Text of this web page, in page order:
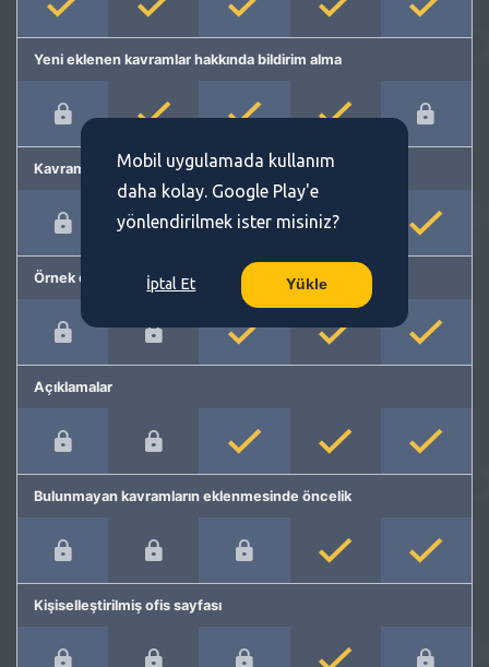
Yeni eklenen kavramlar hakkında bildirim alma
Kavram önerme
Örnek cümleler
Açıklamalar
Bulunmayan kavramların eklenmesinde öncelik
Kişiselleştirilmiş ofis sayfası
Mobil uygulamada kullanım
daha kolay. Google Play'e
yönlendirilmek ister misiniz?
İptal Et Yükle